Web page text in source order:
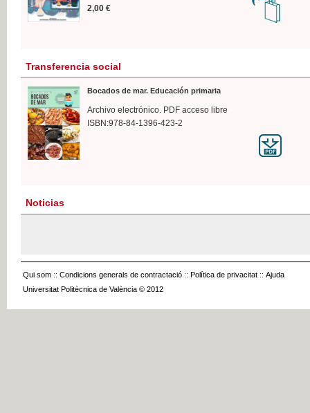
2,00 €
Transferencia social
Bocados de mar. Educación primaria
Archivo electrónico. PDF acceso libre
ISBN:978-84-1396-423-2
Noticias
Qui som :: Condicions generals de contractació :: Política de privacitat :: Ajuda
Universitat Politècnica de València © 2012